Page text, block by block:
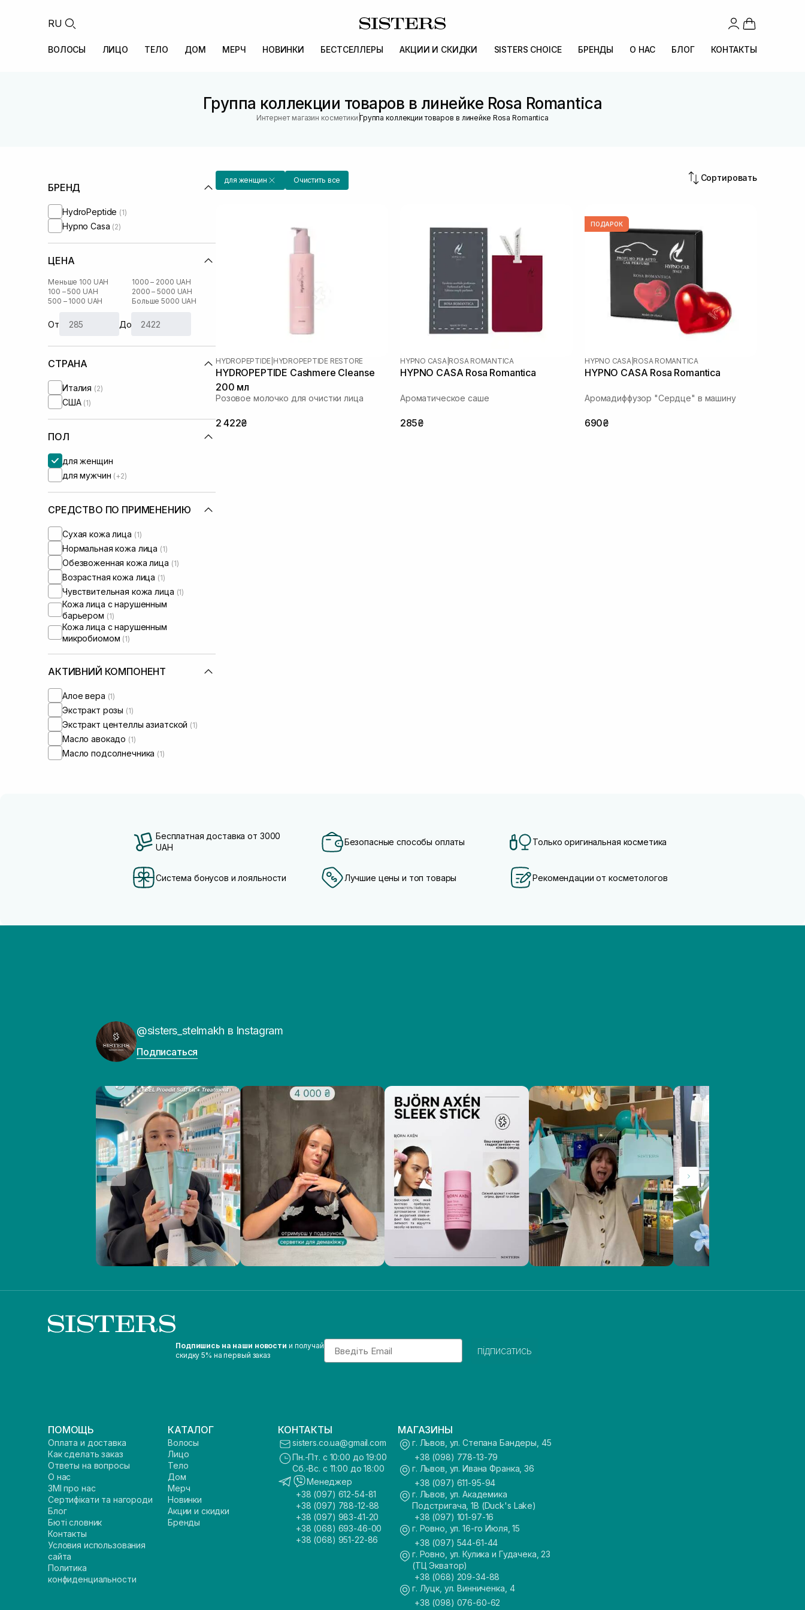
RU
ВОЛОСЫ ЛИЦО ТЕЛО ДОМ МЕРЧ НОВИНКИ БЕСТСЕЛЛЕРЫ АКЦИИ И СКИДКИ SISTERS CHOICE БРЕНДЫ О НАС БЛОГ КОНТАКТЫ
Группа коллекции товаров в линейке Rosa Romantica
Интернет магазин косметики |Группа коллекции товаров в линейке Rosa Romantica
БРЕНД
HydroPeptide (1)
Hypno Casa (2)
ЦЕНА
Меньше 100 UAH
100 – 500 UAH
500 – 1000 UAH
1000 – 2000 UAH
2000 – 5000 UAH
Больше 5000 UAH
От До
СТРАНА
Италия (2)
США (1)
ПОЛ
для женщин
для мужчин (+2)
СРЕДСТВО ПО ПРИМЕНЕНИЮ
Сухая кожа лица (1)
Нормальная кожа лица (1)
Обезвоженная кожа лица (1)
Возрастная кожа лица (1)
Чувствительная кожа лица (1)
Кожа лица с нарушенным
барьером (1)
Кожа лица с нарушенным
микробиомом (1)
АКТИВНИЙ КОМПОНЕНТ
Алое вера (1)
Экстракт розы (1)
Экстракт центеллы азиатской (1)
Масло авокадо (1)
Масло подсолнечника (1)
для женщин Очистить все Сортировать
HYDROPEPTIDE HYDROPEPTIDE RESTORE
HYDROPEPTIDE Cashmere Cleanse
200 мл
Розовое молочко для очистки лица
2 422₴
HYPNO CASA ROSA ROMANTICA
HYPNO CASA Rosa Romantica
Ароматическое саше
285₴
ПОДАРОК
HYPNO CASA ROSA ROMANTICA
HYPNO CASA Rosa Romantica
Аромадиффузор "Сердце" в машину
690₴
Бесплатная доставка от 3000
UAH
Безопасные способы оплаты Только оригинальная косметика
Система бонусов и лояльности Лучшие цены и топ товары Рекомендации от косметологов
@sisters_stelmakh в Instagram
Подписаться
Подпишись на наши новости и получай
скидку 5% на первый заказ
Email
підписатись
ПОМОЩЬ
Оплата и доставка
Как сделать заказ
Ответы на вопросы
О нас
ЗМІ про нас
Сертифікати та нагороди
Блог
Бюті словник
Контакты
Условия использования
сайта
Политика
конфиденциальности
КАТАЛОГ
Волосы
Лицо
Тело
Дом
Мерч
Новинки
Акции и скидки
Бренды
КОНТАКТЫ
sisters.co.ua@gmail.com
Пн.-Пт. с 10:00 до 19:00
Сб.-Вс. с 11:00 до 18:00
Менеджер
+38 (097) 612-54-81
+38 (097) 788-12-88
+38 (097) 983-41-20
+38 (068) 693-46-00
+38 (068) 951-22-86
МАГАЗИНЫ
г. Львов, ул. Степана Бандеры, 45
+38 (098) 778-13-79
г. Львов, ул. Ивана Франка, 36
+38 (097) 611-95-94
г. Львов, ул. Академика
Подстригача, 1В (Duck's Lake)
+38 (097) 101-97-16
г. Ровно, ул. 16-го Июля, 15
+38 (097) 544-61-44
г. Ровно, ул. Кулика и Гудачека, 23
(ТЦ Экватор)
+38 (068) 209-34-88
г. Луцк, ул. Винниченка, 4
+38 (098) 076-60-62